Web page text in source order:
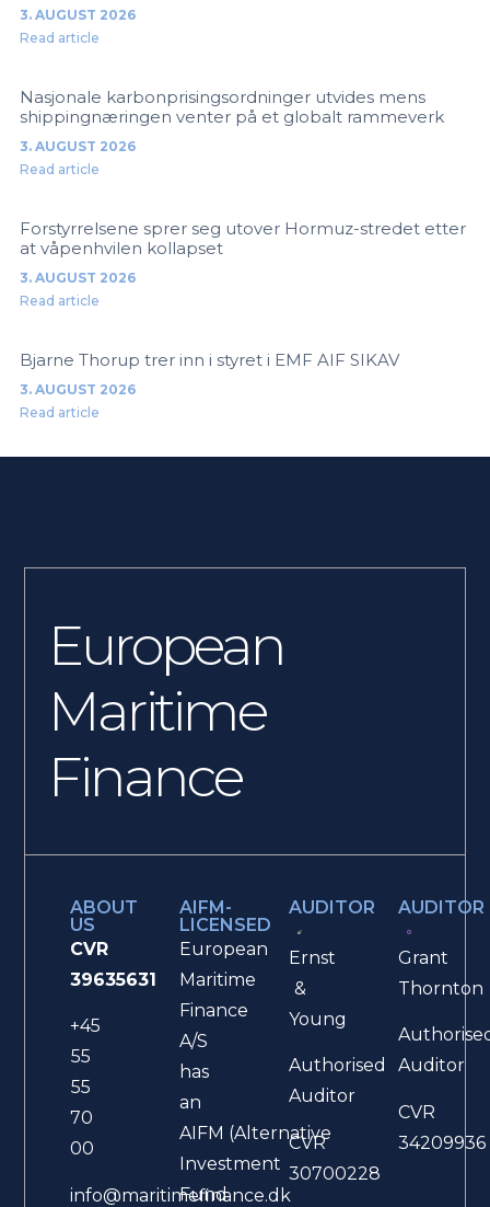
3. AUGUST 2026
Read article
Nasjonale karbonprisingsordninger utvides mens
shippingnæringen venter på et globalt rammeverk
3. AUGUST 2026
Read article
Forstyrrelsene sprer seg utover Hormuz-stredet etter
at våpenhvilen kollapset
3. AUGUST 2026
Read article
Bjarne Thorup trer inn i styret i EMF AIF SIKAV
3. AUGUST 2026
Read article
European
Maritime
Finance
ABOUT
US
CVR
39635631
+45
55
55
70
00
info@maritimefinance.dk
AIFM-
LICENSED
European
Maritime
Finance
A/S
has
an
AIFM (Alternative
Investment
Fund
AUDITOR
Ernst
&
Young
Authorised
Auditor
CVR
30700228
AUDITOR
Grant
Thornton
Auditor
CVR
34209936